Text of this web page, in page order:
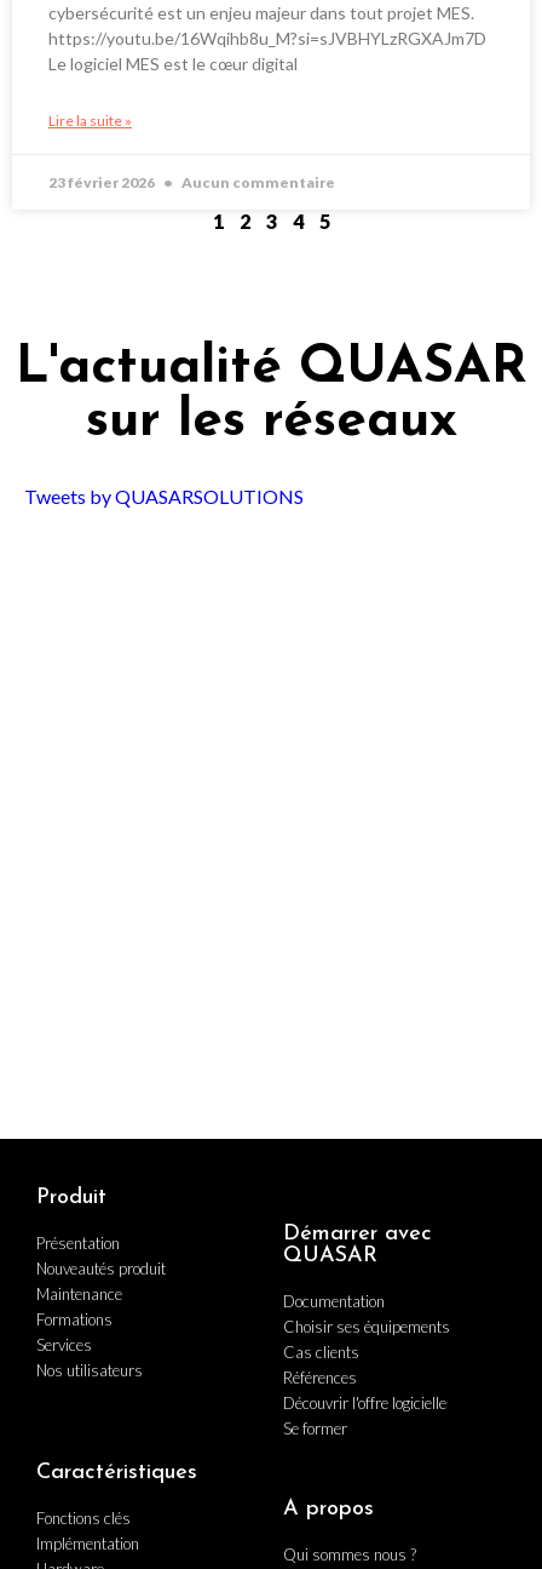
cybersécurité est un enjeu majeur dans tout projet MES.
https://youtu.be/16Wqihb8u_M?si=sJVBHYLzRGXAJm7D
Le logiciel MES est le cœur digital
Lire la suite »
23 février 2026 Aucun commentaire
1 2 3 4 5
L'actualité QUASAR
sur les réseaux
Tweets by QUASARSOLUTIONS
Produit
Présentation
Nouveautés produit
Maintenance
Formations
Services
Nos utilisateurs
Démarrer avec
QUASAR
Documentation
Choisir ses équipements
Cas clients
Références
Découvrir l'offre logicielle
Se former
Caractéristiques
Fonctions clés
Implémentation
A propos
Qui sommes nous ?